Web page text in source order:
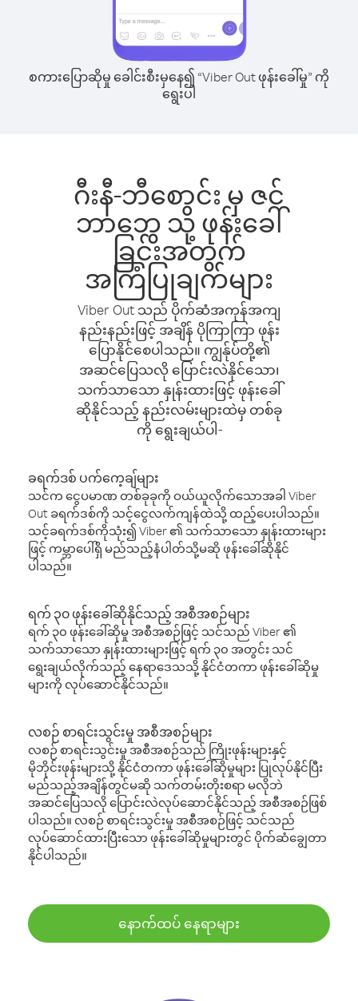
စကားပြောဆိုမှု ခေါင်းစီးမှနေ၍ “Viber Out ဖုန်းခေါ်မှု” ကို
ရွေးပါ
ဂီးနီ-ဘီစောင်း မှ ဇင်
ဘာဘွေ သို့ ဖုန်းခေါ်
ခြင်းအတွက်
အကြံပြုချက်များ
Viber Out သည် ပိုက်ဆံအကုန်အကျ
နည်းနည်းဖြင့် အချိန် ပိုကြာကြာ ဖုန်း
ပြောနိုင်စေပါသည်။ ကျွန်ုပ်တို့၏
အဆင်ပြေသလို ပြောင်းလဲနိုင်သော၊
သက်သာသော နှုန်းထားဖြင့် ဖုန်းခေါ်
ဆိုနိုင်သည့် နည်းလမ်းများထဲမှ တစ်ခု
ကို ရွေးချယ်ပါ-
ခရက်ဒစ် ပက်ကေ့ချ်များ
သင်က ငွေပမာဏ တစ်ခုခုကို ဝယ်ယူလိုက်သောအခါ Viber
Out ခရက်ဒစ်ကို သင့်ငွေလက်ကျန်ထဲသို့ ထည့်ပေးပါသည်။
သင့်ခရက်ဒစ်ကိုသုံး၍ Viber ၏ သက်သာသော နှုန်းထားများ
ဖြင့် ကမ္ဘာပေါ်ရှိ မည်သည့်နံပါတ်သို့မဆို ဖုန်းခေါ်ဆိုနိုင်
ပါသည်။
ရက် ၃၀ ဖုန်းခေါ်ဆိုနိုင်သည့် အစီအစဉ်များ
ရက် ၃၀ ဖုန်းခေါ်ဆိုမှု အစီအစဉ်ဖြင့် သင်သည် Viber ၏
သက်သာသော နှုန်းထားများဖြင့် ရက် ၃၀ အတွင်း သင်
ရွေးချယ်လိုက်သည့် နေရာဒေသသို့ နိုင်ငံတကာ ဖုန်းခေါ်ဆိုမှု
များကို လုပ်ဆောင်နိုင်သည်။
လစဉ် စာရင်းသွင်းမှု အစီအစဉ်များ
လစဉ် စာရင်းသွင်းမှု အစီအစဉ်သည် ကြိုးဖုန်းများနှင့်
မိုဘိုင်းဖုန်းများသို့ နိုင်ငံတကာ ဖုန်းခေါ်ဆိုမှုများ ပြုလုပ်နိုင်ပြီး
မည်သည့်အချိန်တွင်မဆို သက်တမ်းတိုးစရာ မလိုဘဲ
အဆင်ပြေသလို ပြောင်းလဲလုပ်ဆောင်နိုင်သည့် အစီအစဉ်ဖြစ်
ပါသည်။ လစဉ် စာရင်းသွင်းမှု အစီအစဉ်ဖြင့် သင်သည်
လုပ်ဆောင်ထားပြီးသော ဖုန်းခေါ်ဆိုမှုများတွင် ပိုက်ဆံချွေတာ
နိုင်ပါသည်။
နောက်ထပ် နေရာများ